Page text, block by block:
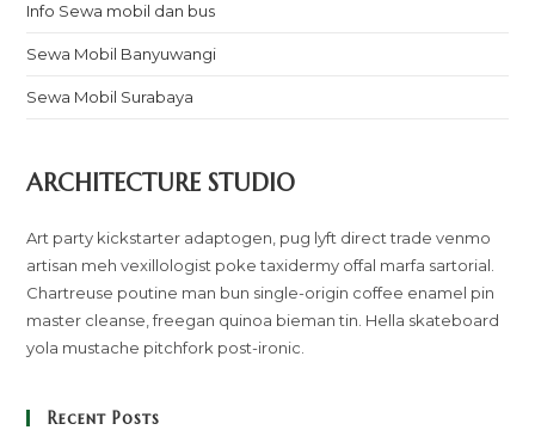
Info Sewa mobil dan bus
Sewa Mobil Banyuwangi
Sewa Mobil Surabaya
ARCHITECTURE STUDIO
Art party kickstarter adaptogen, pug lyft direct trade venmo
artisan meh vexillologist poke taxidermy offal marfa sartorial.
Chartreuse poutine man bun single-origin coffee enamel pin
master cleanse, freegan quinoa bieman tin. Hella skateboard
yola mustache pitchfork post-ironic.
Recent Posts